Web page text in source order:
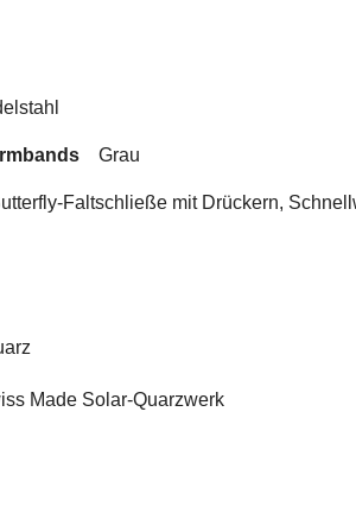
Grau
Faltschließe mit Drückern,
Made Solar-Quarzwerk